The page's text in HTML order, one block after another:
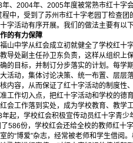
、2004年、2005年度被常熟市红十字
中，受到了苏州市红十字老园丁检查
字活动有序开展。我们的做法主要有以下
的有力保障
中学从红会成立初就健全了学校红十
处副主任孙卫东负责，这样从组织上
的目标，并制订分步落实的计划。每学
活动，集体讨论决策、统一布置、层层
内容，从而保证了红十字活动的制度性
工作切入点，把红十字活动和学校的德
会工作落到实处，成为学校教育、教学工
，学校红会积极宣传动员红十字青少
586份，学校红会还给全校的教师红十
“博爱”杂志，经常被老师和学生借阅